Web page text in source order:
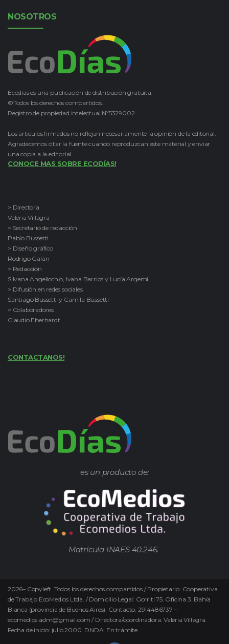
NOSOTROS
Ecodías es una publicación de distribución gratuita.
©Todos los derechos compartidos.
Registro de propiedad intelectual Nº5329002
Los artículos firmados no reflejan necesariamente la opinión de la editorial.
Agradecemos citar la fuente cuando reproduzcan este material y enviar
una copia a la editorial.
CONOCE MAS SOBRE ECODÍAS!
> Directora
Valeria Villagra
> Secretario de redacción
Pablo Bussetti
> Diseño gráfico
Rodrigo Galán
> Redacción
Silvana Angelicchio, Ivana Barrios y Lucía Argemi
> Difusión en redes sociales
Santiago Bussetti y Camila Bussetti
> Colaboradores
Claudio Eberhardt
CONTACTANOS!
es un producto de:
Matrícula INAES 40.246.
2026– Copyleft. Todos los derechos compartidos / Propietario: Cooperativa
de Trabajo EcoMedios Ltda. / Domicilio Legal: Gorriti 75. Oficina 3. Bahía
Blanca (provincia de Buenos Aires). Contacto. 2914486737 –
ecomedios.adm@gmail.com / Directora/coordinadora: Valeria Villagra.
Fecha de inicio: julio 2000. DNDA: En trámite